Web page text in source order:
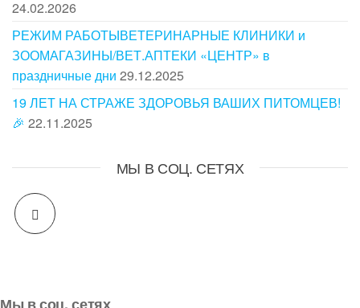
24.02.2026
РЕЖИМ РАБОТЫВЕТЕРИНАРНЫЕ КЛИНИКИ и
ЗООМАГАЗИНЫ/ВЕТ.АПТЕКИ «ЦЕНТР» в
праздничные дни 29.12.2025
19 ЛЕТ НА СТРАЖЕ ЗДОРОВЬЯ ВАШИХ ПИТОМЦЕВ!
🎉 22.11.2025
МЫ В СОЦ. СЕТЯХ